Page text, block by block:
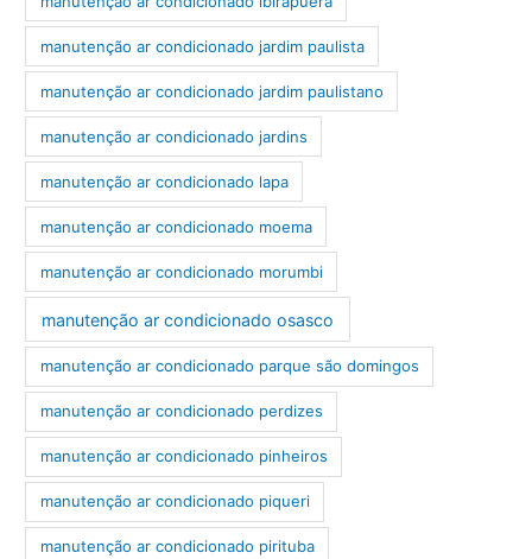
manutenção ar condicionado jardim paulista
manutenção ar condicionado jardim paulistano
manutenção ar condicionado jardins
manutenção ar condicionado lapa
manutenção ar condicionado moema
manutenção ar condicionado morumbi
manutenção ar condicionado osasco
manutenção ar condicionado parque são domingos
manutenção ar condicionado perdizes
manutenção ar condicionado pinheiros
manutenção ar condicionado piqueri
manutenção ar condicionado pirituba